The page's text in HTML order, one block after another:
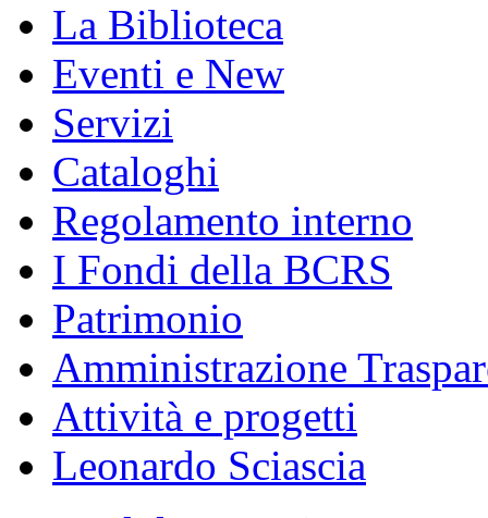
La Biblioteca
Eventi e New
Servizi
Cataloghi
Regolamento interno
I Fondi della BCRS
Patrimonio
Amministrazione
Attività e progetti
Leonardo Sciascia